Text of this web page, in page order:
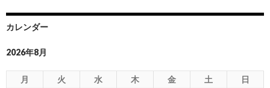
カレンダー
2026年8月
月 火 水 木 金 土
日